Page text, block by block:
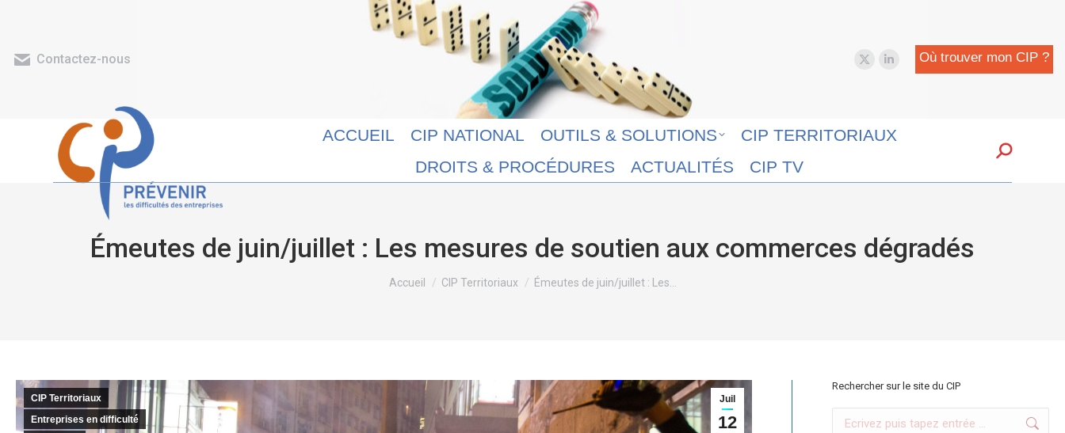
Contactez-nous
X
in
LinkedIn
in
Où trouver mon CIP ?
ACCUEIL CIP NATIONAL OUTILS & SOLUTIONS
CIP TERRITORIAUX
DROITS & PROCÉDURES
ACTUALITÉS CIP TV
Search:
Émeutes de juin/juillet : Les mesures de soutien aux commerces dégradés
Vous êtes ici :
Accueil CIP Territoriaux Émeutes de juin/juillet : Les…
Juil
12
CIP Territoriaux
Entreprises en difficulté
Rechercher sur le site du CIP